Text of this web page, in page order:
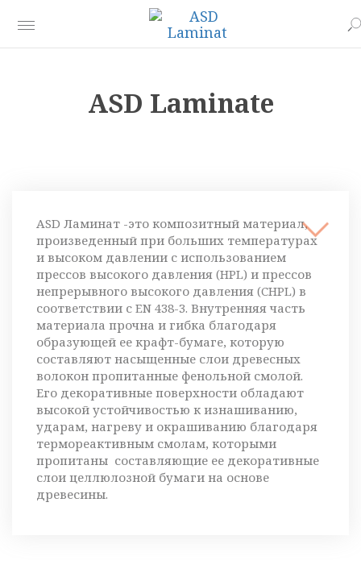
ASD Laminate
ASD Ламинат -это композитный материал,
произведенный при больших температурах
и высоком давлении с использованием
прессов высокого давления (HPL) и прессов
непрерывного высокого давления (CHPL) в
соответствии с EN 438-3. Внутренняя часть
материала прочна и гибка благодаря
образующей ее крафт-бумаге, которую
составляют насыщенные слои древесных
волокон пропитанные фенольной смолой.
Его декоративные поверхности обладают
высокой устойчивостью к изнашиванию,
ударам, нагреву и окрашиванию благодаря
термореактивным смолам, которыми
пропитаны составляющие ее декоративные
слои целлюлозной бумаги на основе
древесины.